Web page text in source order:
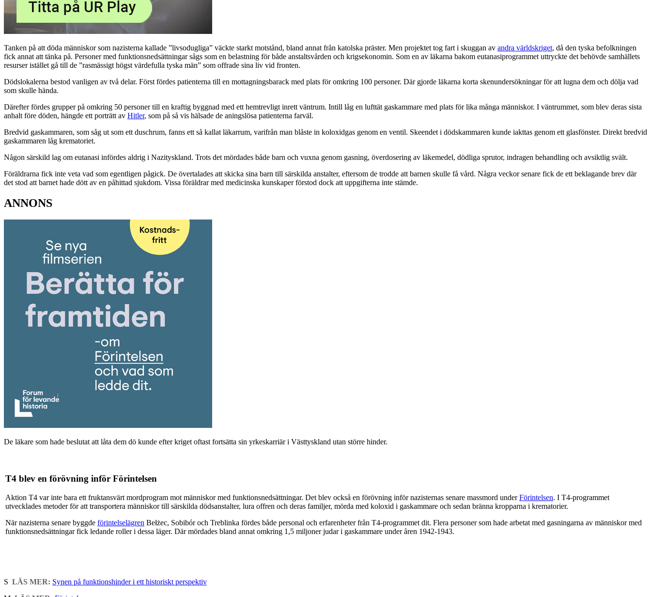
Tanken på att döda människor som nazisterna kallade ”livsodugliga” väckte starkt motstånd, bland annat från katolska präster. Men projektet tog fart i skuggan av andra världskriget, då den tyska befolkningen
fick annat att tänka på. Personer med funktionsnedsättningar sågs som en belastning för både anstaltsvården och krigsekonomin. Som en av läkarna bakom eutanasiprogrammet uttryckte det behövde samhällets
resurser istället gå till de ”rasmässigt högst värdefulla tyska män” som offrade sina liv vid fronten.
Dödslokalerna bestod vanligen av två delar. Först fördes patienterna till en mottagningsbarack med plats för omkring 100 personer. Där gjorde läkarna korta skenundersökningar för att lugna dem och dölja vad
som skulle hända.
Därefter fördes grupper på omkring 50 personer till en kraftig byggnad med ett hemtrevligt inrett väntrum. Intill låg en lufttät gaskammare med plats för lika många människor. I väntrummet, som blev deras sista
anhalt före döden, hängde ett porträtt av Hitler, som på så vis hälsade de aningslösa patienterna farväl.
Bredvid gaskammaren, som såg ut som ett duschrum, fanns ett så kallat läkarrum, varifrån man blåste in koloxidgas genom en ventil. Skeendet i dödskammaren kunde iakttas genom ett glasfönster. Direkt bredvid
gaskammaren låg krematoriet.
Någon särskild lag om eutanasi infördes aldrig i Nazityskland. Trots det mördades både barn och vuxna genom gasning, överdosering av läkemedel, dödliga sprutor, indragen behandling och avsiktlig svält.
Föräldrarna fick inte veta vad som egentligen pågick. De övertalades att skicka sina barn till särskilda anstalter, eftersom de trodde att barnen skulle få vård. Några veckor senare fick de ett beklagande brev där
det stod att barnet hade dött av en påhittad sjukdom. Vissa föräldrar med medicinska kunskaper förstod dock att uppgifterna inte stämde.
ANNONS
De läkare som hade beslutat att låta dem dö kunde efter kriget oftast fortsätta sin yrkeskarriär i Västtyskland utan större hinder.
T4 blev en förövning inför Förintelsen
Aktion T4 var inte bara ett fruktansvärt mordprogram mot människor med funktionsnedsättningar. Det blev också en förövning inför nazisternas senare massmord underFörintelsen. I T4-programmet
utvecklades metoder för att transportera människor till särskilda dödsanstalter, lura offren och deras familjer, mörda med koloxid i gaskammare och sedan bränna kropparna i krematorier.
När nazisterna senare byggde förintelselägren Bełżec, Sobibór och Treblinka fördes både personal och erfarenheter från T4-programmet dit. Flera personer som hade arbetat med gasningarna av människor med
funktionsnedsättningar fick ledande roller i dessa läger. Där mördades bland annat omkring 1,5 miljoner judar i gaskammare under åren 1942-1943.
S LÄS MER: Synen på funktionshinder i ett historiskt perspektiv